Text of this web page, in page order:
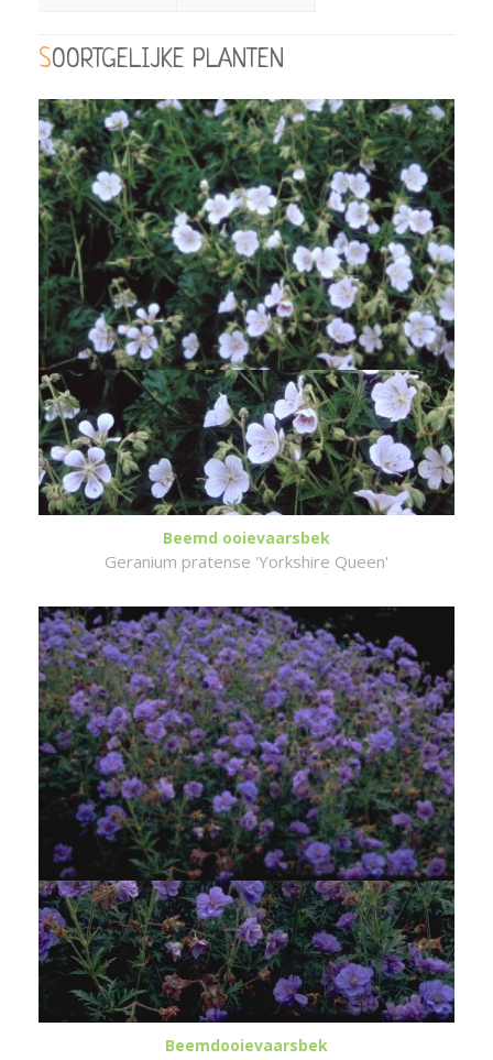
SOORTGELIJKE PLANTEN
Beemd ooievaarsbek
Geranium pratense 'Yorkshire Queen'
Beemdooievaarsbek